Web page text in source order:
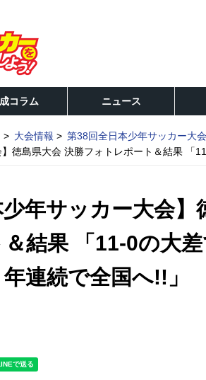
コラム ニュース
大会情報
第38回全日本少年サッカー大会
徳島県大会 決勝フォトレポート＆結果 「
少年サッカー大会
結果 「11-0の大
連続で全国へ!!」